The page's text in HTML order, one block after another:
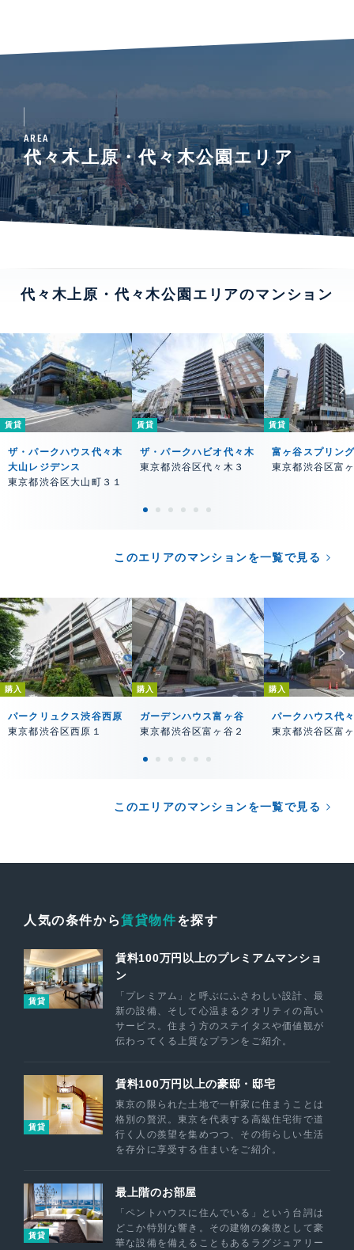
AREA
代々木上原・代々木公園エリア
代々木上原・代々木公園エリアのマンション
賃貸
ザ・パークハウス代々木
大山レジデンス
東京都渋谷区大山町３１
賃貸
ザ・パークハビオ代々木
東京都渋谷区代々木３
賃貸
富ヶ谷スプリン
東京都渋谷区富
このエリアのマンションを一覧で見る
購入
パークリュクス渋谷西原
東京都渋谷区西原１
購入
ガーデンハウス富ヶ谷
東京都渋谷区富ヶ谷２
購入
パークハウス代
東京都渋谷区富
このエリアのマンションを一覧で見る
人気の条件から賃貸物件を探す
賃貸
賃料100万円以上のプレミアムマンショ
ン
「プレミアム」と呼ぶにふさわしい設計、最
新の設備、そして心温まるクオリティの高い
サービス。住まう方のステイタスや価値観が
伝わってくる上質なプランをご紹介。
賃貸
賃料100万円以上の豪邸・邸宅
東京の限られた土地で一軒家に住まうことは
格別の贅沢。東京を代表する高級住宅街で道
行く人の羨望を集めつつ、その街らしい生活
を存分に享受する住まいをご紹介。
賃貸
最上階のお部屋
「ペントハウスに住んでいる」という台詞は
どこか特別な響き。その建物の象徴として豪
華な設備を備えることもあるラグジュアリー